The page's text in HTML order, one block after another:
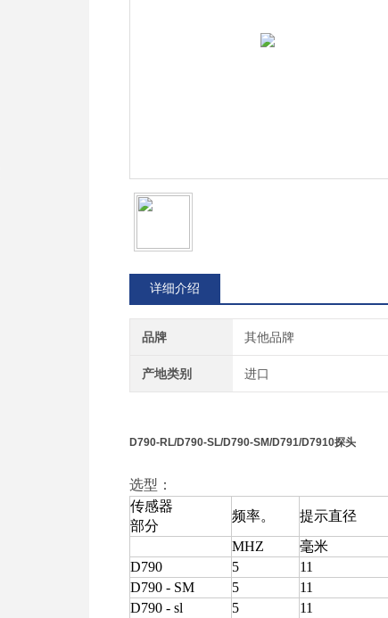
详细介绍
品牌 其他品牌
产地类别 进口
D790-RL/D790-SL/D790-SM/D791/D7910探头
选型：
传感器
部分
频率。 提示直径
MHZ
毫米
D790
5 11
D790 - SM
5 11
D790 - sl
5 11